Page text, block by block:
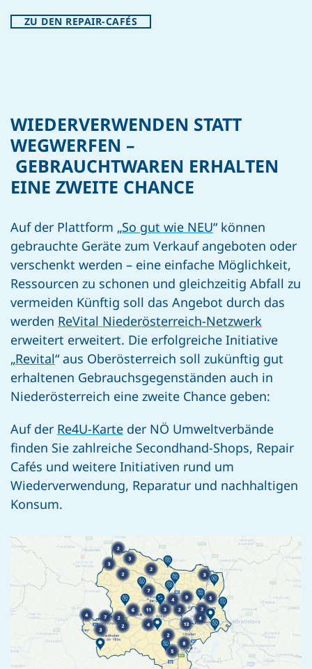
ZU DEN REPAIR-CAFÉS
WIEDERVERWENDEN STATT
WEGWERFEN –
GEBRAUCHTWAREN ERHALTEN
EINE ZWEITE CHANCE
Auf der Plattform „So gut wie NEU“ können
gebrauchte Geräte zum Verkauf angeboten oder
verschenkt werden – eine einfache Möglichkeit,
Ressourcen zu schonen und gleichzeitig Abfall zu
vermeiden Künftig soll das Angebot durch das
werden ReVital Niederösterreich-Netzwerk
erweitert erweitert. Die erfolgreiche Initiative
„Revital“ aus Oberösterreich soll zukünftig gut
erhaltenen Gebrauchsgegenständen auch in
Niederösterreich eine zweite Chance geben:
Auf der Re4U-Karte der NÖ Umweltverbände
finden Sie zahlreiche Secondhand-Shops, Repair
Cafés und weitere Initiativen rund um
Wiederverwendung, Reparatur und nachhaltigen
Konsum.
READ MORE